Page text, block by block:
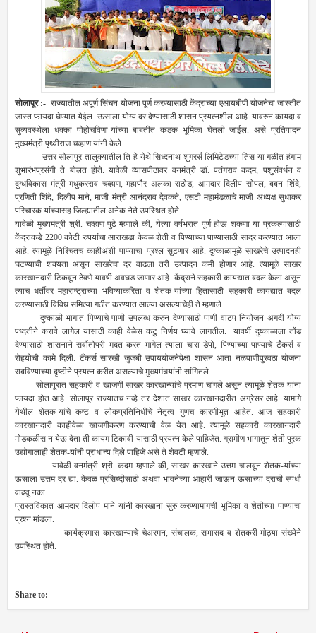
सोलापूर :- राज्यातील अपूर्ण सिंचन योजना पूर्ण करण्यासाठी केंद्राच्या एआयबीपी योजनेचा जास्तीत
जास्त फायदा घेण्यात येईल. ऊसाला योग्य दर देण्यासाठी शासन प्रयत्नशील आहे. यावरुन कायदा व
सुव्यवस्थेला धक्का पोहोचविणा-यांच्‍या बाबतीत कडक भूमिका घेतली जाईल. असे प्रतिपादन
मुख्यमंत्री पृथ्वीराज चव्हाण यांनी केले.
उत्तर सोलापूर तालुक्यातील ति-हे येथे सिध्दनाथ शुगरर्स लिमिटेडच्या तिस-या गळीत हंगाम
शुभारंभप्रसंगी ते बोलत होते. यावेळी व्यासपीठावर वनमंत्री डॉ. पतंगराव कदम, पशुसंवर्धन व
दुग्धविकास मंत्री मधुकरराव चव्हाण, महापौर अलका राठोड, आमदार दिलीप सोपल, बबन शिंदे,
प्रणिती शिंदे, दिलीप माने, माजी मंत्री आनंदराव देवकते, एसटी महामंडळाचे माजी अध्यक्ष सुधाकर
परिचारक यांच्यासह जिल्ह्यातील अनेक नेते उपस्थित होते.
यावेळी मुख्यमंत्री श्री. चव्हाण पुढे म्हणाले की, येत्या वर्षभरात पूर्ण होऊ शकणा-या प्रकल्पासाठी
केंद्राकडे 2200 कोटी रुपयांचा आराखडा केवळ शेती व पिण्याच्या पाण्यासाठी सादर करण्यात आला
आहे. त्यामूळे निश्चितच काहीअंशी पाण्याचा प्रश्ल सुटणार आहे. दुष्काळामूळे साखरेचे उत्पादनही
घटण्याची शक्यता असून साखरेचा दर वाढला तरी उत्पादन कमी होणार आहे. त्यामूळे साखर
कारखानदारी टिकवून ठेवणे यावर्षी अवघड जाणार आहे. केंद्राने सहकारी कायद्यात बदल केला असून
त्याच धर्तीवर महाराष्ट्राच्या भविष्याकरिता व शेतक-यांच्या हितासाठी सहकारी कायद्यात बदल
करण्यासाठी विविध समित्या गठीत करण्यात आल्या असल्याचेही ते म्हणाले.
दुष्काळी भागात पिण्याचे पाणी उपलब्ध करुन देण्यासाठी पाणी वाटप नियोजन अगदी योग्य
पध्दतीने करावे लागेल यासाठी काही वेळेस कटु निर्णय घ्यावे लागतील. यावर्षी दुष्काळाला तोंड
देण्यासाठी शासनाने सर्वोतोपरी मदत करत मागेल त्याला चारा डेपो, पिण्याच्या पाण्याचे टँकर्स व
रोहयोची कामे दिली. टँकर्स सारखी जुजबी उपाययोजनेपेक्षा शासन आता नळपाणीपुरवठा योजना
राबविण्याच्या दृष्टीने प्रयत्न करीत असल्याचे मुख्यमंत्र्यांनी सांगितले.
सोलापूरात सहकारी व खाजगी साखर कारखान्यांचे प्रमाण चांगले असून त्यामूळे शेतक-यांना
फायदा होत आहे. सोलापूर राज्यातच नव्हे तर देशात साखर कारखानदारीत अग्रेसर आहे. यामागे
येथील शेतक-यांचे कष्ट व लोकप्रतिनिधींचे नेतृत्व गुणच कारणीभूत आहेत. आज सहकारी
कारखानदारी काहीवेळा खाजगीकरण करण्याची वेळ येत आहे. त्यामूळे सहकारी कारखानदारी
मोडकळीस न येऊ देता ती कायम टिकावी यासाठी प्रयत्न केले पाहिजेत. ग्रामीण भागातून शेती पूरक
उद्योगालाही शेतक-यांनी प्राधान्य दिले पाहिजे असे ते शेवटी म्हणाले.
यावेळी वनमंत्री श्री. कदम म्हणाले की, साखर कारखाने उत्तम चालवून शेतक-यांच्या
ऊसाला उत्तम दर द्या. केवळ प्रसिध्दीसाठी अथवा भावनेच्या आहारी जाऊन ऊसाच्या दराची स्पर्धा
वाढवु नका.
प्रास्तविकात आमदार दिलीप माने यांनी कारखाना सुरु करण्यामागची भूमिका व शेतीच्या पाण्याचा
प्रश्न मांडला.
कार्यक्रमास कारखान्याचे चेअरमन, संचालक, सभासद व शेतकरी मोठ्या संख्येने
उपस्थित होते.
Share to: